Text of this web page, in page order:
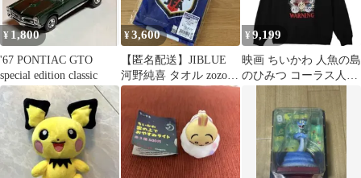
¥ 1,800
'67 PONTIAC GTO
special edition classic
¥3,600
【匿名配送】JIBLUE
河野純喜 タオル zozo
JFA STORE 新品
¥ 9,199
映画 ちいかわ 人魚の島
のひみつ コーラス人魚
セイレーン パーカー
Mサイズ